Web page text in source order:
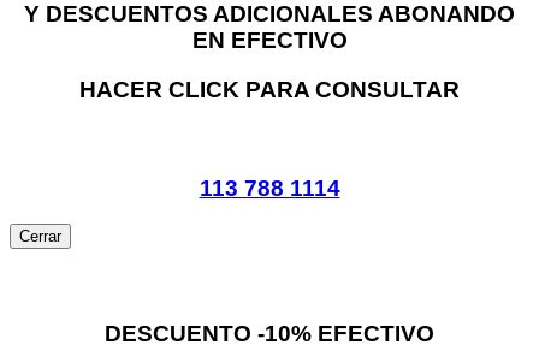
Y DESCUENTOS ADICIONALES ABONANDO
EN EFECTIVO
HACER CLICK PARA CONSULTAR
113 788 1114
Cerrar
DESCUENTO -10% EFECTIVO